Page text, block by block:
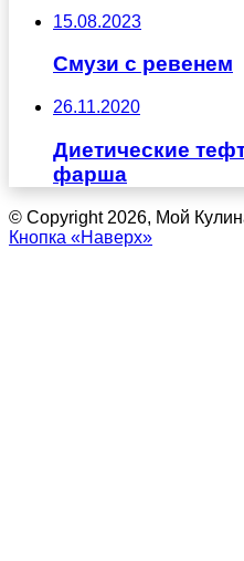
15.08.2023
Смузи с ревенем
26.11.2020
Диетические
фарша
© Copyright 2026, Мой
Кнопка «Наверх»